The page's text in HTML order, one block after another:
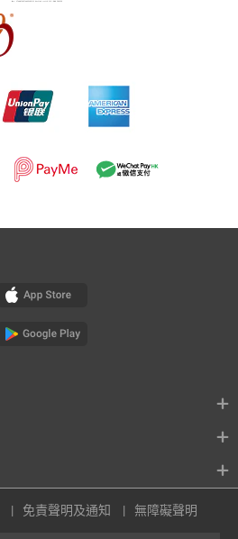
免責聲明及通知 無障礙聲明